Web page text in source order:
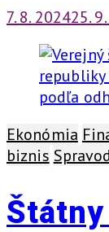
7. 8. 202425.
Ekonómia
biznis